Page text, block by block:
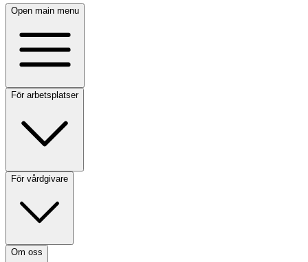
Open main menu
För arbetsplatser
För vårdgivare
Om oss